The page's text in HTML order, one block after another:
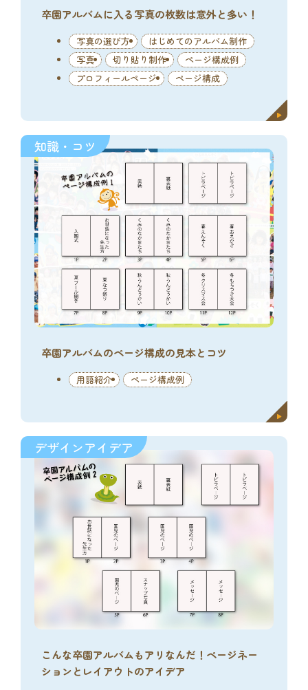
卒園アルバムに入る写真の枚数は意外と多い！
写真の選び方
はじめてのアルバム制作
写真
切り貼り制作
ページ構成例
プロフィールページ
ページ構成
知識・コツ
卒園アルバムのページ構成の見本とコツ
用語紹介 ページ構成例
デザインアイデア
こんな卒園アルバムもアリなんだ！ページネー
ションとレイアウトのアイデア